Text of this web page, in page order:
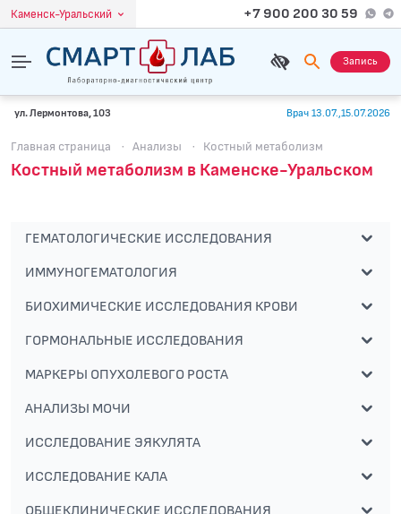
Каменск-Уральский +7 900 200 30 59
Запись
ул. Лермонтова, 103 Врач 13.07.,15.07.2026
Главная страница · Анализы · Костный метаболизм
Костный метаболизм в Каменске-Уральском
ГЕМАТОЛОГИЧЕСКИЕ ИССЛЕДОВАНИЯ
ИММУНОГЕМАТОЛОГИЯ
БИОХИМИЧЕСКИЕ ИССЛЕДОВАНИЯ КРОВИ
ГОРМОНАЛЬНЫЕ ИССЛЕДОВАНИЯ
МАРКЕРЫ ОПУХОЛЕВОГО РОСТА
АНАЛИЗЫ МОЧИ
ИССЛЕДОВАНИЕ ЭЯКУЛЯТА
ИССЛЕДОВАНИЕ КАЛА